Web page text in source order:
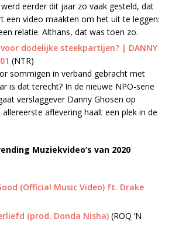
eerder dit jaar zo vaak gesteld, dat
een video maakten om het uit te leggen:
relatie. Althans, dat was toen zo.
voor dodelijke steekpartijen? | DANNY
(NTR)
sommigen in verband gebracht met
is dat terecht? In de nieuwe NPO-serie
verslaggever Danny Ghosen op
aflevering haalt een plek in de
Muziekvideo’s van 2020
(Official Music Video) ft. Drake
(prod. Donda Nisha) (ROQ ‘N